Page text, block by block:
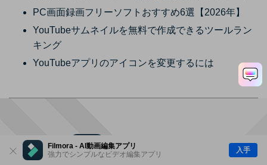
Filmora - AI動画編集アプリ
強力でシンプルなビデオ編集アプリ
入手
PC画面録画フリーソフトおすすめ6選【2026年】
YouTubeサムネイルを無料で作成できるツールラン
キング
YouTubeアプリのアイコンを変更するには